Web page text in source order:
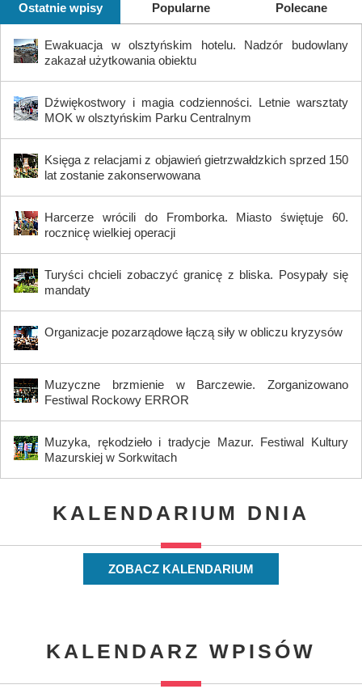
Ostatnie wpisy Popularne Polecane
Ewakuacja w olsztyńskim hotelu. Nadzór budowlany
zakazał użytkowania obiektu
Dźwiękostwory i magia codzienności. Letnie warsztaty
MOK w olsztyńskim Parku Centralnym
Księga z relacjami z objawień gietrzwałdzkich sprzed 150
lat zostanie zakonserwowana
Harcerze wrócili do Fromborka. Miasto świętuje 60.
rocznicę wielkiej operacji
Turyści chcieli zobaczyć granicę z bliska. Posypały się
mandaty
Organizacje pozarządowe łączą siły w obliczu kryzysów
Muzyczne brzmienie w Barczewie. Zorganizowano
Festiwal Rockowy ERROR
Muzyka, rękodzieło i tradycje Mazur. Festiwal Kultury
Mazurskiej w Sorkwitach
KALENDARIUM DNIA
ZOBACZ KALENDARIUM
KALENDARZ WPISÓW